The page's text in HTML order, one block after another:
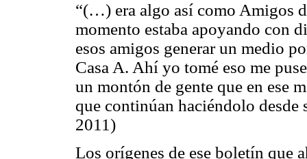
“(…) era algo así como Amigos
momento estaba apoyando con
esos amigos generar un medio
Casa A. Ahí yo tomé eso me
un montón de gente que en ese
que continúan haciéndolo
2011)
Los orígenes de ese boletín que